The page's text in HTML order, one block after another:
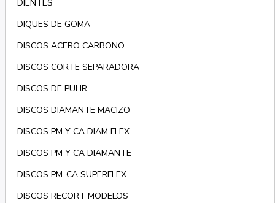
DIENTES
DIQUES DE GOMA
DISCOS ACERO CARBONO
DISCOS CORTE SEPARADORA
DISCOS DE PULIR
DISCOS DIAMANTE MACIZO
DISCOS PM Y CA DIAM FLEX
DISCOS PM Y CA DIAMANTE
DISCOS PM-CA SUPERFLEX
DISCOS RECORT MODELOS